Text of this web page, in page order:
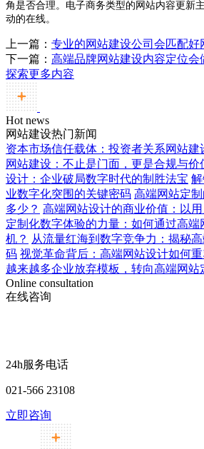
角是否合理。电子商务类型的网站内容更新
动的在线。
上一篇： 专业的网站建设公司会匹配好
下一篇： 高端品牌网站建设内容定位会
探索更多内容
Hot news
网站建设热门新闻
资本市场信任载体：投资者关系网站建
网站建设：不止是门面，更是合规与价
设计：企业破局数字时代的制胜法宝
业数字化突围的关键密码 高端网站定
多少？ 高端网站设计的商业价值：以
定制化数字体验的力量：如何通过高
机？ 从流量红海到数字竞争力：揭秘
码 视觉革命背后：高端网站设计如何
越来越多企业放弃模板，转向高端网站
Online consultation
在线咨询
24h服务电话
021-566 23108
立即咨询